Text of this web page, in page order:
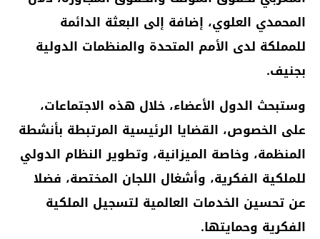
المحمدي العلوي، إضافة إلى البعثة الدائمة
للمملكة لدى الأمم المتحدة والمنظمات الدولية
بجنيف.
وستبحث الدول الأعضاء، خلال هذه الاجتماعات،
على الخصوص، القضايا الرئيسية المرتبطة بأنشطة
المنظمة، وخاصة الميزانية، وتطوير النظام الدولي
للملكية الفكرية، وأشغال اللجان المختصة، فضلا
عن تحسين الخدمات العالمية لتسجيل الملكية
الفكرية وحمايتها.